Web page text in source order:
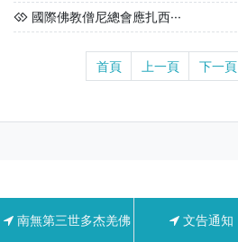
國際佛教僧尼總會應扎西···
首頁 上一頁 下一頁
南無第三世多杰羌佛 文告通知